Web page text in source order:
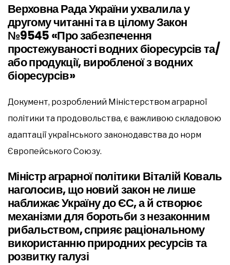
Верховна Рада України ухвалила у
другому читанні та в цілому Закон
№9545 «Про забезпечення
простежуваності водних біоресурсів та/
або продукції, виробленої з водних
біоресурсів»
Документ, розроблений Міністерством аграрної
політики та продовольства, є важливою складовою
адаптації українського законодавства до норм
Європейського Союзу.
Міністр аграрної політики Віталій Коваль
наголосив, що новий закон не лише
наближає Україну до ЄС, а й створює
механізми для боротьби з незаконним
рибальством, сприяє раціональному
використанню природних ресурсів та
розвитку галузі